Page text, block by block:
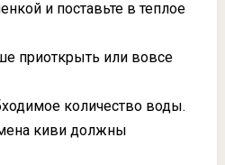
и поставьте в теплое
приоткрыть или вовсе
количество воды.
киви должны